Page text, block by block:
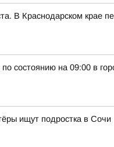
В Краснодарском крае
по состоянию на 09:00 в
ищут подростка в Сочи